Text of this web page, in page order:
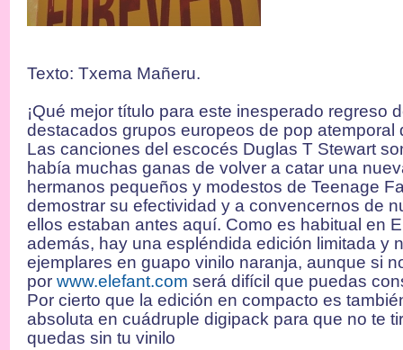
Texto: Txema Mañeru.
¡Qué mejor título para este inesperado regreso
destacados grupos europeos de pop atemporal
Las canciones del escocés Duglas T Stewart
había muchas ganas de volver a catar una
hermanos pequeños y modestos de Teenage
demostrar su efectividad y a convencernos de
ellos estaban antes aquí. Como es habitual en
además, hay una espléndida edición limitada y
ejemplares en guapo vinilo naranja, aunque si
por www.elefant.com será difícil que puedas
Por cierto que la edición en compacto es
absoluta en cuádruple digipack para que no te
quedas sin tu vinilo